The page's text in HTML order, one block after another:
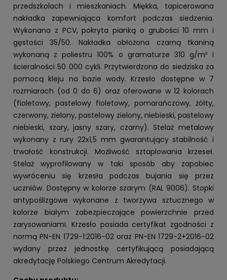
przedszkolach i mieszkaniach. Miękka, tapicerowana
nakładka zapewniająca komfort podczas siedzenia.
Wykonana z PCV, pokryta pianką o grubości 10 mm i
gęstości 35/50. Nakładka obłożona czarną tkaniną
wykonaną z poliestru 100% o gramaturze 310 g/m² i
ścieralności 50 000 cykli. Przytwierdzona do siedziska za
pomocą kleju na bazie wody. Krzesło dostępne w 7
rozmiarach (od 0 do 6) oraz oferowane w 12 kolorach
(fioletowy, pastelowy fioletowy, pomarańczowy, żółty,
czerwony, zielony, pastelowy zielony, niebieski, pastelowy
niebieski, szary, jasny szary, czarny). Stelaż metalowy
wykonany z rury 22x1,5 mm gwarantujący stabilność i
trwałość konstrukcji. Możliwość sztaplowania krzeseł.
Stelaż wyprofilowany w taki sposób aby zapobiec
wywróceniu się krzesła podczas bujania się przez
uczniów. Dostępny w kolorze szarym (RAL 9006). Stopki
antypoślizgowe wykonane z tworzywa sztucznego w
kolorze białym zabezpieczające powierzchnie przed
zarysowaniami. Krzesło posiada certyfikat zgodności z
normą PN-EN 1729-1:2016-02 oraz PN-EN 1729-2+2016-02
wydany przez jednostkę certyfikującą posiadającą
akredytację Polskiego Centrum Akredytacji.